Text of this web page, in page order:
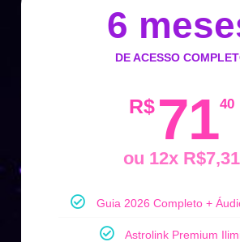
6
DE ACESSO
R$ 7140
ou 12x R$7,31
Guia 2026 Completo +
Astrolink Premium